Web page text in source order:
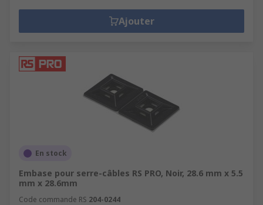
Ajouter
En stock
Embase pour serre-câbles RS PRO, Noir, 28.6 mm x 5.5
mm x 28.6mm
Code commande RS 204-0244